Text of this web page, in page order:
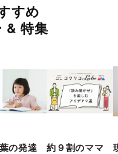
すめ
& 特集
の発達
約９割のママ